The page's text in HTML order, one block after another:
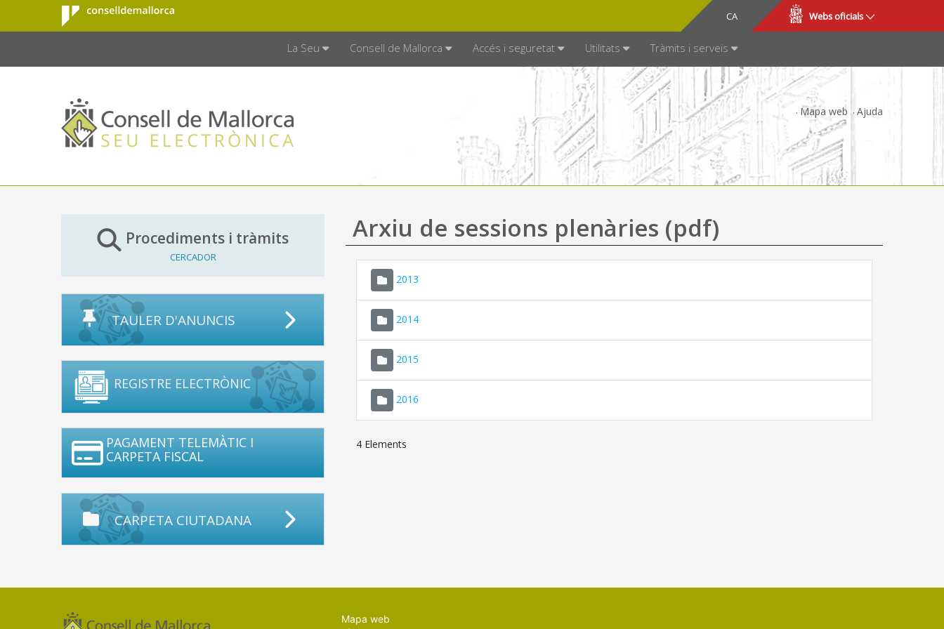
Salta al contingut principal
Consell de
Mallorca
CA
ES Webs oficials
La Seu Consell de Mallorca Accés i seguretat Utilitats Tràmits i serveis
Mapa web Ajuda
Procediments i tràmits
CERCADOR
TAULER D'ANUNCIS
REGISTRE ELECTRÒNIC
PAGAMENT TELEMÀTIC I
CARPETA FISCAL
CARPETA CIUTADANA
Arxiu de sessions plenàries (pdf)
2013
2014
2015
2016
4 Elements
Mapa web